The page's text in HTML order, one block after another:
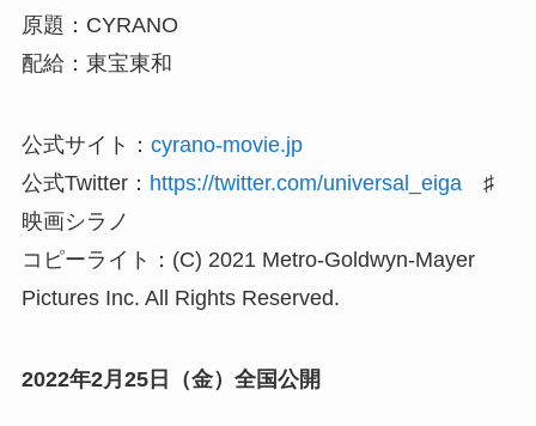
原題：CYRANO
配給：東宝東和
公式サイト： cyrano-movie.jp
公式Twitter： https://twitter.com/universal_eiga♯
映画シラノ
コピーライト：(C) 2021 Metro-Goldwyn-Mayer
Pictures Inc. All Rights Reserved.
2022年2月25日（金）全国公開